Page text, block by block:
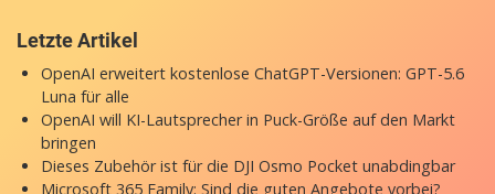
Letzte Artikel
OpenAI erweitert kostenlose ChatGPT-Versionen: GPT-5.6
Luna für alle
OpenAI will KI-Lautsprecher in Puck-Größe auf den Markt
bringen
Dieses Zubehör ist für die DJI Osmo Pocket unabdingbar
Microsoft 365 Family: Sind die guten Angebote vorbei?